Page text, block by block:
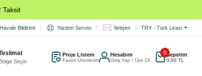
Taksit
Havale Bildirimi Yardım Servisi İletişim TRY - Türk Lirası
Bölge Seçin
Proje Listem
Favori Ürünlerim
Hesabım
Giriş Yap / Üye Ol
0Sepetim
0,00 TL